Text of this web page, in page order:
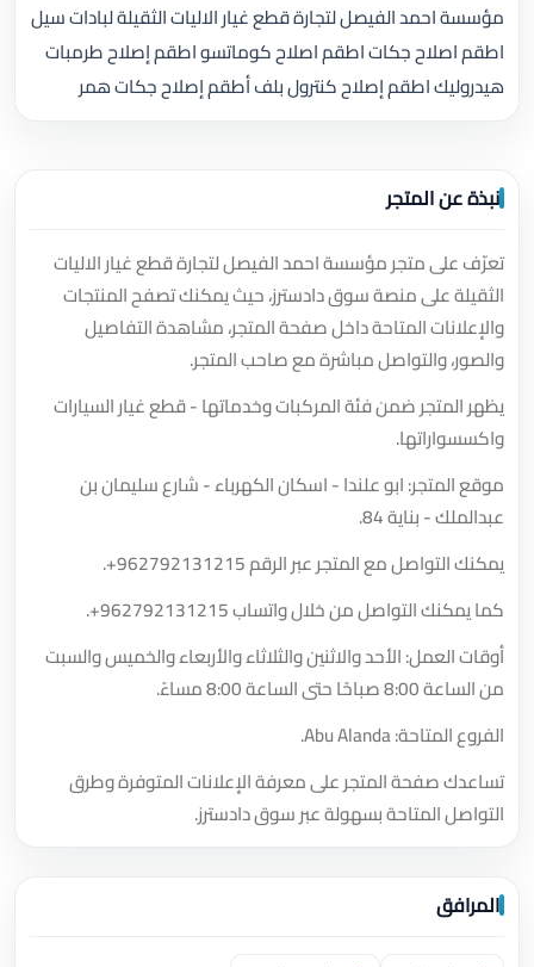
مؤسسة احمد الفيصل لتجارة قطع غيار الاليات الثقيلة لبادات سيل
اطقم اصلاح جكات اطقم اصلاح كوماتسو اطقم إصلاح طرمبات
هيدروليك اطقم إصلاح كنترول بلف أطقم إصلاح جكات همر
نبذة عن المتجر
تعرّف على متجر مؤسسة احمد الفيصل لتجارة قطع غيار الاليات
الثقيلة على منصة سوق دادسترز، حيث يمكنك تصفح المنتجات
والإعلانات المتاحة داخل صفحة المتجر، مشاهدة التفاصيل
والصور، والتواصل مباشرة مع صاحب المتجر.
يظهر المتجر ضمن فئة المركبات وخدماتها - قطع غيار السيارات
واكسسواراتها.
موقع المتجر: ابو علندا - اسكان الكهرباء - شارع سليمان بن
عبدالملك - بناية 84.
يمكنك التواصل مع المتجر عبر الرقم+962792131215
.
كما يمكنك التواصل من خلال واتساب+962792131215
.
أوقات العمل: الأحد والاثنين والثلاثاء والأربعاء والخميس والسبت
من الساعة 8:00 صباحًا حتى الساعة 8:00 مساءً.
الفروع المتاحة: Abu Alanda.
تساعدك صفحة المتجر على معرفة الإعلانات المتوفرة وطرق
التواصل المتاحة بسهولة عبر سوق دادسترز.
المرافق